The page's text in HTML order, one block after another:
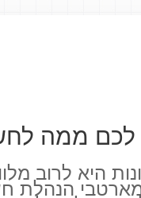
ממה
היא לרוב
הנהלת